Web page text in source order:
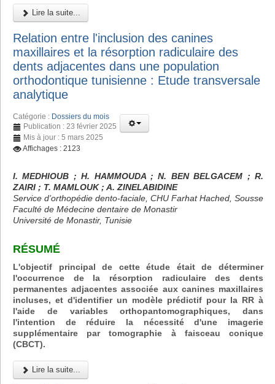
Lire la suite...
Relation entre l'inclusion des canines
maxillaires et la résorption radiculaire des
dents adjacentes dans une population
orthodontique tunisienne : Etude transversale
analytique
Catégorie : Dossiers du mois
Publication : 23 février 2025
Mis à jour : 5 mars 2025
Affichages : 2123
I. MEDHIOUB ; H. HAMMOUDA ; N. BEN BELGACEM ; R.
ZAIRI ; T. MAMLOUK ; A. ZINELABIDINE
Service d’orthopédie dento-faciale, CHU Farhat Hached, Sousse
Faculté de Médecine dentaire de Monastir
Université de Monastir, Tunisie
RÉSUMÉ
L'objectif principal de cette étude était de déterminer
l'occurrence de la résorption radiculaire des dents
permanentes adjacentes associée aux canines maxillaires
incluses, et d'identifier un modèle prédictif pour la RR à
l'aide de variables orthopantomographiques, dans
l'intention de réduire la nécessité d'une imagerie
supplémentaire par tomographie à faisceau conique
(CBCT).
Lire la suite...